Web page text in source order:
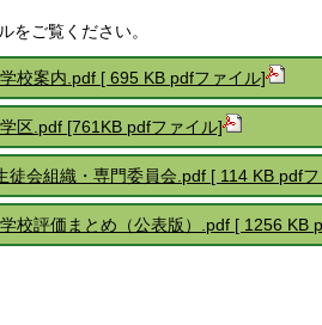
をご覧ください。
校案内.pdf [ 695 KB pdfファイル]
区.pdf [761KB pdfファイル]
徒会組織・専門委員会.pdf [ 114 KB pdf
校評価まとめ（公表版）.pdf [ 1256 KB